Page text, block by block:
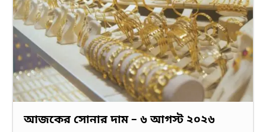
আজকের সোনার দাম – ৬ আগস্ট ২০২৬